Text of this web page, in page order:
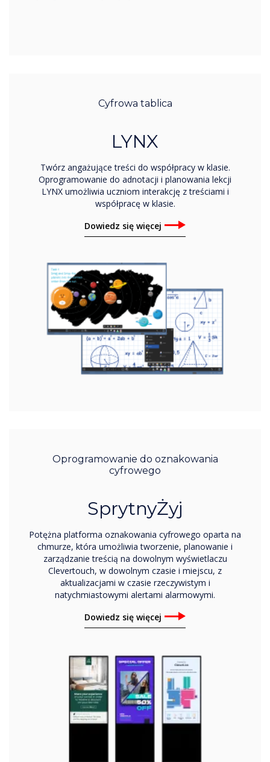
Cyfrowa tablica
LYNX
Twórz angażujące treści do współpracy w klasie.
Oprogramowanie do adnotacji i planowania lekcji
LYNX umożliwia uczniom interakcję z treściami i
współpracę w klasie.
Dowiedz się więcej
Oprogramowanie do oznakowania
cyfrowego
SprytnyŻyj
Potężna platforma oznakowania cyfrowego oparta na
chmurze, która umożliwia tworzenie, planowanie i
zarządzanie treścią na dowolnym wyświetlaczu
Clevertouch, w dowolnym czasie i miejscu, z
aktualizacjami w czasie rzeczywistym i
natychmiastowymi alertami alarmowymi.
Dowiedz się więcej